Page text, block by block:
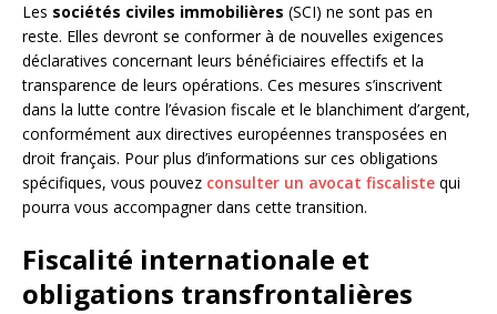
Les sociétés civiles immobilières (SCI) ne sont pas en
reste. Elles devront se conformer à de nouvelles exigences
déclaratives concernant leurs bénéficiaires effectifs et la
transparence de leurs opérations. Ces mesures s’inscrivent
dans la lutte contre l’évasion fiscale et le blanchiment d’argent,
conformément aux directives européennes transposées en
droit français. Pour plus d’informations sur ces obligations
spécifiques, vous pouvez consulter un avocat fiscaliste qui
pourra vous accompagner dans cette transition.
Fiscalité internationale et
obligations transfrontalières